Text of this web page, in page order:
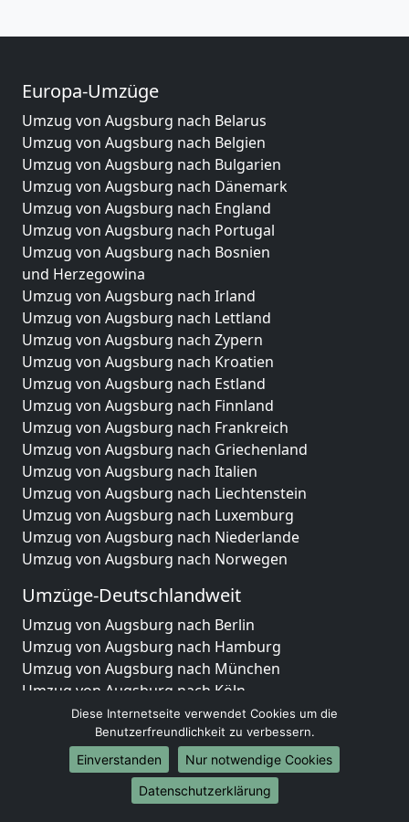
Europa-Umzüge
Umzug von Augsburg nach Belarus
Umzug von Augsburg nach Belgien
Umzug von Augsburg nach Bulgarien
Umzug von Augsburg nach Dänemark
Umzug von Augsburg nach England
Umzug von Augsburg nach Portugal
Umzug von Augsburg nach Bosnien
und Herzegowina
Umzug von Augsburg nach Irland
Umzug von Augsburg nach Lettland
Umzug von Augsburg nach Zypern
Umzug von Augsburg nach Kroatien
Umzug von Augsburg nach Estland
Umzug von Augsburg nach Finnland
Umzug von Augsburg nach Frankreich
Umzug von Augsburg nach Griechenland
Umzug von Augsburg nach Italien
Umzug von Augsburg nach Liechtenstein
Umzug von Augsburg nach Luxemburg
Umzug von Augsburg nach Niederlande
Umzug von Augsburg nach Norwegen
Umzüge-Deutschlandweit
Umzug von Augsburg nach Berlin
Umzug von Augsburg nach Hamburg
Umzug von Augsburg nach München
Umzug von Augsburg nach Köln
Umzug von Augsburg nach Frankfurt am Main
Umzug von Augsburg nach Stuttgart
Umzug von Augsburg nach Düsseldorf
Umzug von Augsburg nach Leipzig
Umzug von Augsburg nach Dortmund
Diese Internetseite verwendet Cookies um die
Benutzerfreundlichkeit zu verbessern.
Einverstanden
Nur notwendige Cookies
Datenschutzerklärung